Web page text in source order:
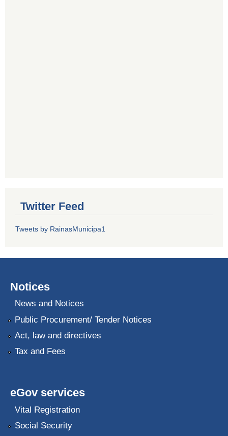
Twitter Feed
Tweets by RainasMunicipa1
Notices
News and Notices
Public Procurement/ Tender Notices
Act, law and directives
Tax and Fees
eGov services
Vital Registration
Social Security